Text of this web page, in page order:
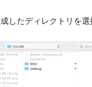
したディレクトリを選